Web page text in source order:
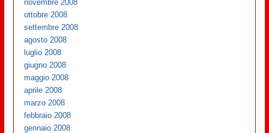
novembre 2008
ottobre 2008
settembre 2008
agosto 2008
luglio 2008
giugno 2008
maggio 2008
aprile 2008
marzo 2008
febbraio 2008
gennaio 2008